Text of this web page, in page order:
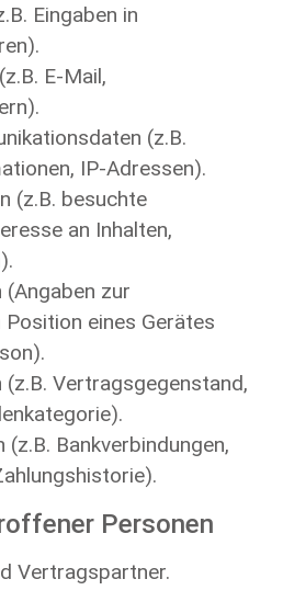
Eingaben in
E-Mail,
(z.B.
IP-Adressen).
(z.B. besuchte
an Inhalten,
zur
eines Gerätes
Vertragsgegenstand,
(z.B. Bankverbindungen,
Personen
Vertragspartner.